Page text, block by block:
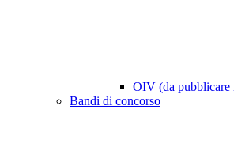
OIV (da pubblicare
Bandi di concorso